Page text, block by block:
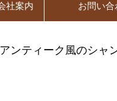
社案内 お問い合
ンティーク風のシャ